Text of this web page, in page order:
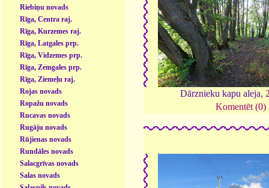
Riebiņu novads
Rīga, Centra raj.
Rīga, Kurzemes raj.
Rīga, Latgales prp.
Rīga, Vidzemes prp.
Rīga, Zemgales prp.
Rīga, Ziemeļu raj.
Rojas novads
Ropažu novads
Rucavas novads
Rugāju novads
Rūjienas novads
Rundāles novads
Salacgrīvas novads
Salas novads
Dārznieku kapu aleja,
Komentēt (0)